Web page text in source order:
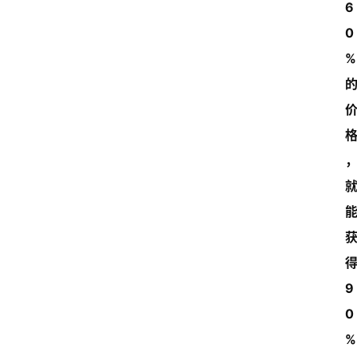
6
0
%
9
0
%